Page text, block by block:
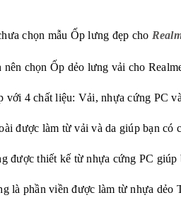
chọn mẫu Ốp lưng đẹp cho
nên chọn Ốp dẻo lưng vải cho
với 4 chất liệu: Vải, nhựa cứng PC
được làm từ vải và da giúp bạn có
được thiết kế từ nhựa cứng PC
là phần viền được làm từ nhựa dẻo